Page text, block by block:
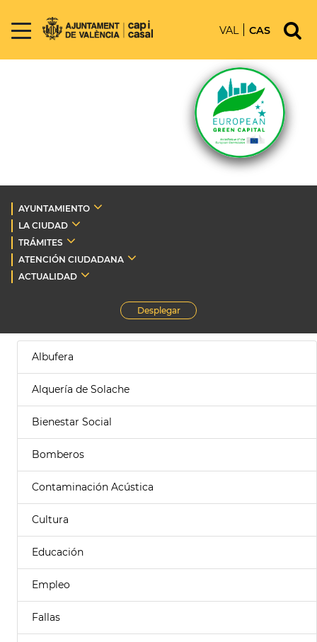
VAL CAS
AYUNTAMIENTO
LA CIUDAD
TRÁMITES
ATENCIÓN CIUDADANA
ACTUALIDAD
Desplegar
Albufera
Alquería de Solache
Bienestar Social
Bomberos
Contaminación Acústica
Cultura
Educación
Empleo
Fallas